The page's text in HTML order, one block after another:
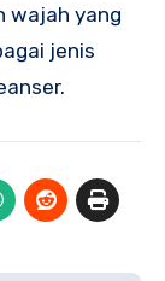
wajah yang
jenis